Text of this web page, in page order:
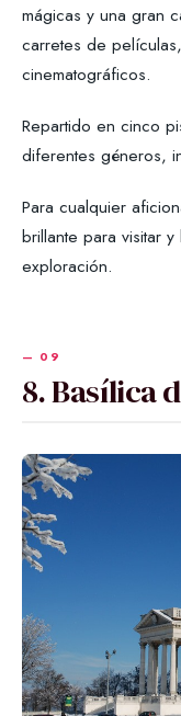
mágicas y una gran
carretes de
cinematográficos.
Repartido en cinco
diferentes géneros,
Para cualquier
brillante para visitar
exploración.
8. Basílica